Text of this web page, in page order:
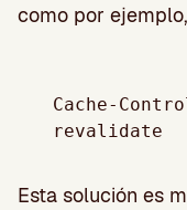
como por
Cache-
Esta solución es